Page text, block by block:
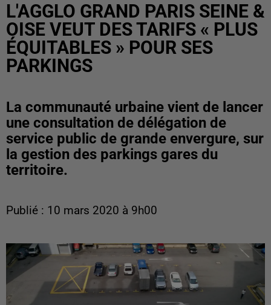
L'AGGLO GRAND PARIS SEINE &
OISE VEUT DES TARIFS « PLUS
ÉQUITABLES » POUR SES
PARKINGS
La communauté urbaine vient de lancer
une consultation de délégation de
service public de grande envergure, sur
la gestion des parkings gares du
territoire.
Publié : 10 mars 2020 à 9h00